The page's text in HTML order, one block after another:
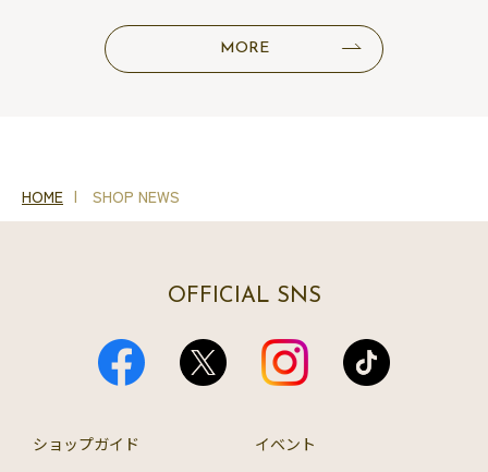
MORE
HOME SHOP NEWS
OFFICIAL SNS
ショップガイド イベント